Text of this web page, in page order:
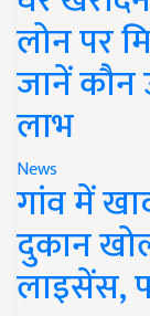
लोन पर
जानें कौन
लाभ
News
गांव में
दुकान
लाइसेंस,